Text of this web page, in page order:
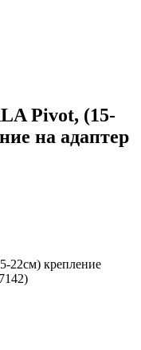
Pivot, (15-
на адаптер
22см) крепление